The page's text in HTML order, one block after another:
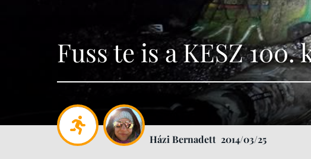
Fuss te is a KESZ
Házi Bernadett 2014/03/25